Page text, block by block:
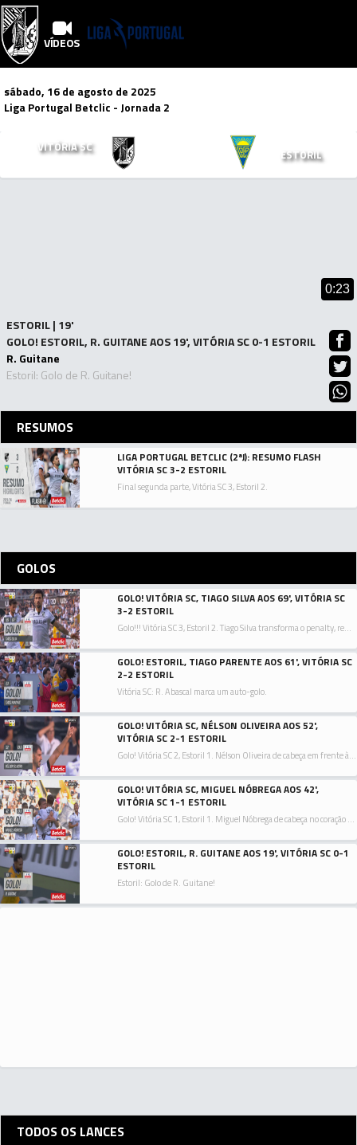
VÍDEOS
sábado, 16 de agosto de 2025
Liga Portugal Betclic - Jornada 2
VITÓRIA SC
ESTORIL
0:23
ESTORIL | 19'
GOLO! ESTORIL, R. GUITANE AOS 19', VITÓRIA SC 0-1 ESTORIL
R. Guitane
Estoril: Golo de R. Guitane!
RESUMOS
LIGA PORTUGAL BETCLIC (2ªJ): RESUMO FLASH
VITÓRIA SC 3-2 ESTORIL
Final segunda parte, Vitória SC 3, Estoril 2.
GOLOS
GOLO! VITÓRIA SC, TIAGO SILVA AOS 69', VITÓRIA SC
3-2 ESTORIL
Golo!!! Vitória SC 3, Estoril 2. Tiago Silva transforma o penalty, remate com o pé direito junto à base do poste esquerdo.
GOLO! ESTORIL, TIAGO PARENTE AOS 61', VITÓRIA SC
2-2 ESTORIL
Vitória SC: R. Abascal marca um auto-golo.
GOLO! VITÓRIA SC, NÉLSON OLIVEIRA AOS 52',
VITÓRIA SC 2-1 ESTORIL
Golo! Vitória SC 2, Estoril 1. Nélson Oliveira de cabeça em frente à baliza ao lado inferior direito da baliza. Assistência de Tomás Händel com um cruzamento para a área.
GOLO! VITÓRIA SC, MIGUEL NÓBREGA AOS 42',
VITÓRIA SC 1-1 ESTORIL
Golo! Vitória SC 1, Estoril 1. Miguel Nóbrega de cabeça no coração da área ao lado inferior direito da baliza. Assistência de Nuno Santos depois de um livre.
GOLO! ESTORIL, R. GUITANE AOS 19', VITÓRIA SC 0-1
ESTORIL
Estoril: Golo de R. Guitane!
TODOS OS LANCES